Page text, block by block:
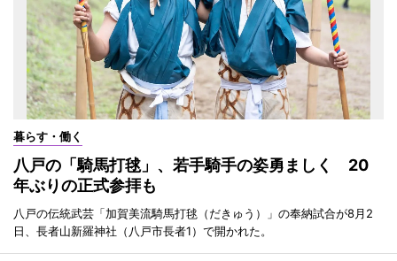
暮らす・働く
八戸の「騎馬打毬」、若手騎手の姿勇ましく 20
年ぶりの正式参拝も
八戸の伝統武芸「加賀美流騎馬打毬（だきゅう）」の奉納試合が8月2
日、長者山新羅神社（八戸市長者1）で開かれた。